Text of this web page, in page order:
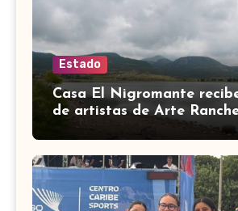
Estado
Casa El Nigromante
de artistas de Arte
Pandillero